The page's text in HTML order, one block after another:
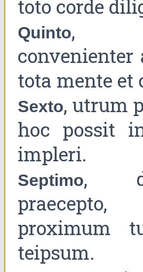
toto corde
Quinto,
convenienter
tota mente et
Sexto, utrum
hoc possit
impleri.
Septimo,
proximum
teipsum.